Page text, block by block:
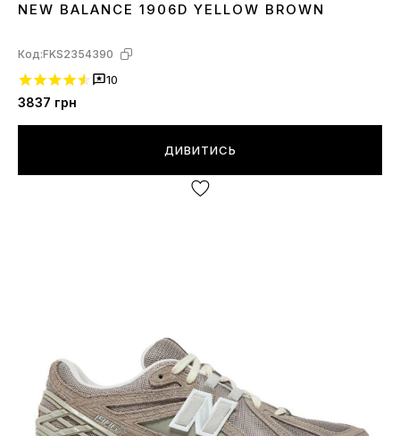
41
NEW BALANCE 1906D YELLOW BROWN
Код:FKS2354390
10
3837 грн
ДИВИТИСЬ